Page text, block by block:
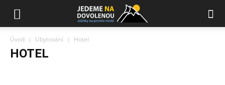
Úvod Ubytování Hotel
HOTEL